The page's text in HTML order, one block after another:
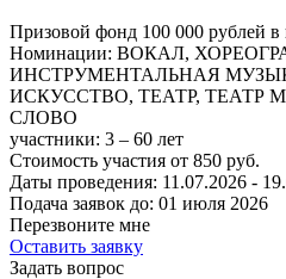
Призовой фонд 100 000 рублей в
Номинации: ВОКАЛ,
ИНСТРУМЕНТАЛЬНАЯ
ИСКУССТВО, ТЕАТР, ТЕАТР
СЛОВО
участники: 3 – 60 лет
Стоимость участия от 850 руб.
Даты проведения: 11.07.2026 -
Подача заявок до: 01 июля 2026
Перезвоните мне
Оставить заявку
Задать вопрос